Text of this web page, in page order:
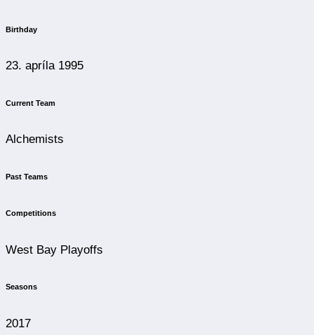
Birthday
23. apríla 1995
Current Team
Alchemists
Past Teams
Competitions
West Bay Playoffs
Seasons
2017